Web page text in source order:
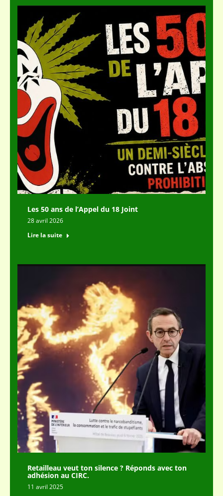
Les 50 ans de l’Appel du 18 Joint
28 avril 2026
Lire la suite
Retailleau veut ton silence ? Réponds avec ton
adhésion au CIRC.
11 avril 2025